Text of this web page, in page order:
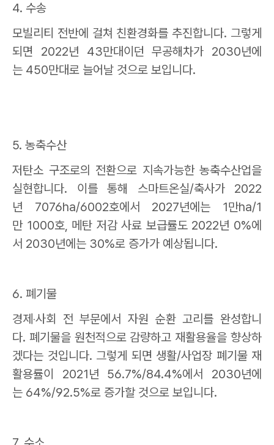
4. 수송
모빌리티 전반에 걸쳐 친환경화를 추진합니다. 그렇게
되면
2022년 43만대이던 무공해차가 2030년에
는 450만대로 늘어날 것으로 보입니다.
5. 농축수산
저탄소 구조로의 전환으로 지속가능한 농축수산업을
실현합니다. 이를 통해 스마트온실/축사가
2022
년
7076ha/6002호에서 2027년에는 1만ha/1
만 1000호, 메탄 저감 사료 보급률도 2022년 0%에
서 2030년에는 30%로 증가가 예상됩니다.
6. 폐기물
경제 ‧사회 전 부문에서 자원 순환 고리를 완성합니
다. 폐기물을 원천적으로 감량하고 재활용율을 향상하
겠다는 것입니다. 그렇게 되면 생활/사업장 폐기물 재
활용률이
2021년 56.7%/84.4%에서 2030년에
는 64%/92.5%로 증가할 것으로 보입니다.